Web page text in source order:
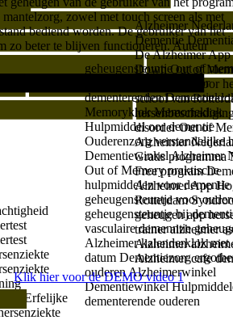
Erfelijke
Alzheimer
Dementie
De Alzheimer App
Down Out of
wandelstok voor
school van
disorder Out of
Alzheimer
Gratis programma
Free program
Alzheimer App
Rotterdam
geheugen app
trainer alzheimer
Alzheimer
Alzheimer cafe
geheugensteuntje out of
Klok voor
dementerenden
Memoryklok Memorieklok
Hulpmiddel oor dementie
Ouderenzorg verstandelijke
Dementiewinkel Alzheimer
Out of Memory praktische
hulpmiddelen voor dementie
geheugensteuntje voor
geheugensteuntje bij
vasculaire demenntie
Alzheimer kalenderklok met
datum Dementiezorg
ouderen Alzheimerwinkel
Dementiewinkel
dementerende ouderen
Klik hier voor de DEMO video 1